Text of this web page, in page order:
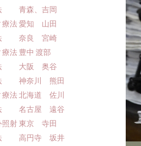
青森、吉岡
療法 愛知 山田
法 奈良 宮崎
法 豊中 渡部
法 大阪 奥谷
法 神奈川 熊田
療法 北海道 佐川
法 名古屋 遠谷
照射 東京 寺田
法 高円寺 坂井